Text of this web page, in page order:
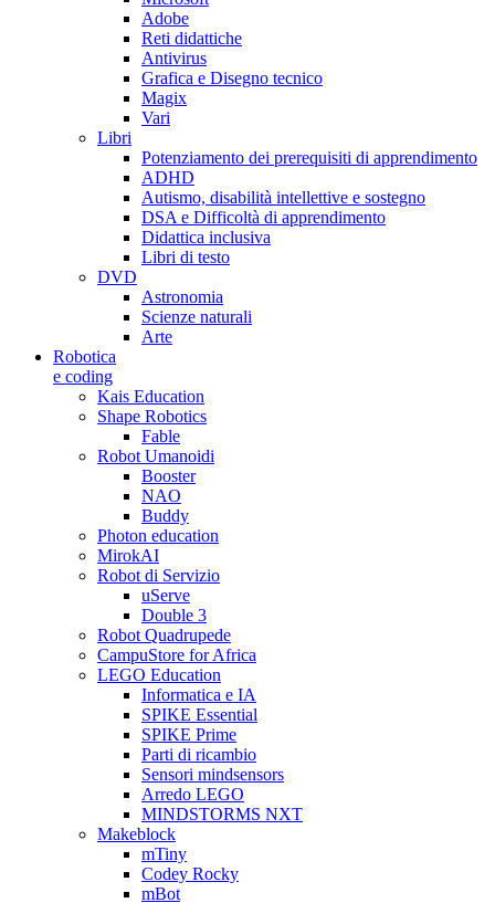
Adobe
Reti didattiche
Antivirus
Grafica e Disegno tecnico
Magix
Vari
Libri
Potenziamento dei prerequisiti di apprendimento
ADHD
Autismo, disabilità intellettive e sostegno
DSA e Difficoltà di apprendimento
Didattica inclusiva
Libri di testo
DVD
Astronomia
Scienze naturali
Arte
Robotica
e coding
Kais Education
Shape Robotics
Fable
Robot Umanoidi
Booster
NAO
Buddy
Photon education
MirokAI
Robot di Servizio
uServe
Double 3
Robot Quadrupede
CampuStore for Africa
LEGO Education
Informatica e IA
SPIKE Essential
SPIKE Prime
Parti di ricambio
Sensori mindsensors
Arredo LEGO
MINDSTORMS NXT
Makeblock
mTiny
Codey Rocky
mBot